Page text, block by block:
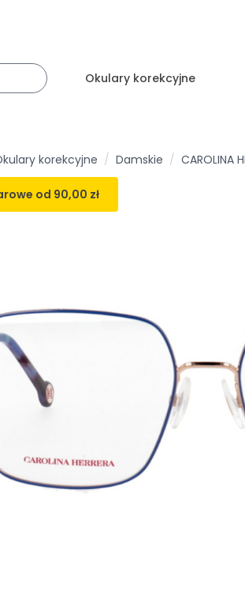
Okulary korekcyjne
korekcyjne / Damskie / CAROLINA
od 90,00 zł